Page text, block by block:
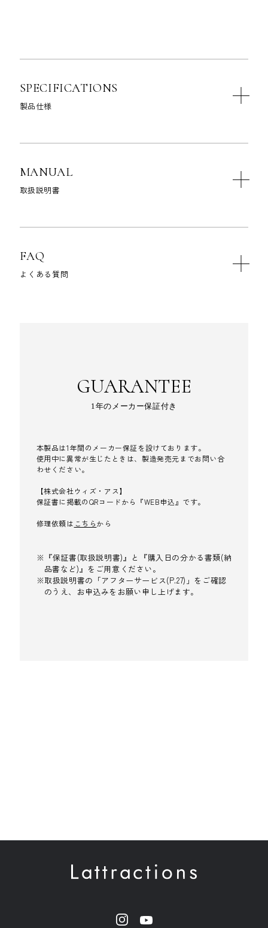
SPECIFICATIONS
製品仕様
MANUAL
取扱説明書
FAQ
よくある質問
GUARANTEE
1年のメーカー保証付き
本製品は1年間のメーカー保証を設けております。
使用中に異常が生じたときは、製造発売元までお問い合
わせください。
【株式会社ウィズ・アス】
保証書に掲載のQRコードから『WEB申込』です。
修理依頼は こちらから
『保証書(取扱説明書)』と『購入日の分かる書類(納
品書など)』をご用意ください。
取扱説明書の「アフターサービス(P.27)」をご確認
のうえ、お申込みをお願い申し上げます。